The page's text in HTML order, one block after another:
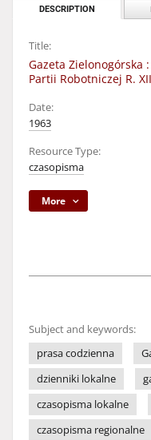
DESCRIPTION
Title:
Gazeta Zielonogórska
Partii Robotniczej R.
Date:
1963
Resource Type:
czasopisma
More
Subject and keywords:
prasa codzienna
dzienniki lokalne
czasopisma lokalne
czasopisma regionalne